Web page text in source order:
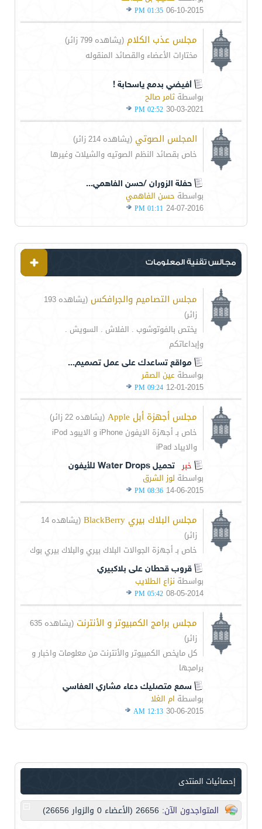
06-10-2015
01:35 PM
مجلس عذب الكلام (يشاهده 799 زائر)
مختارات الأعضاء والقصائد المنقوله
أفيضي بدمع ياسحابة !
بواسطة ثامر صالح
30-03-2021
02:52 PM
المجلس الصوتي (يشاهده 214 زائر)
خاص بقصائد النظم الصوتيه والشيلات وغيرها
حفلة الزوران /حسن الفاهمي...
بواسطة حسن الفاهمي
24-07-2016
01:11 PM
مجالس تقنية المعلومات
مجلس التصاميم والجرافكس
(يشاهده 193
زائر)
يختص بالفوتوشوب . الفلاش . السويش .
وإبداعاتكم
مواقع تساعدك على عمل تصميم...
بواسطة عين الصقر
12-01-2015
09:24 PM
مجلس أجهزة أبل Apple
(يشاهده 22 زائر)
خاص بـ أجهزة الايفون iPhone و الايبود iPod
والايباد iPad
خبر
تحميل Water Drops للأيفون
بواسطة لوز الشرق
14-06-2015
08:36 PM
مجلس البلاك بيري BlackBerry
(يشاهده 14
زائر)
خاص بـ أجهزة الجوالات البلاك بيري والبلاك بيري بوك
قروب قحطان على بلاكبيري
بواسطة نزاع الطلايب
08-05-2014
05:42 PM
مجلس برامج الكمبيوتر و الأنترنت
(يشاهده 635
زائر)
كل مايخص الكمبيوتر والأنترنت من معلومات واخبار و
برامجها
سمع متصليك دعاء مشاري العفاسي
بواسطة ام الغلا
30-06-2015
12:13 AM
إحصائيات المنتدى
المتواجدون الآن: 26656 (الأعضاء 0 والزوار 26656)